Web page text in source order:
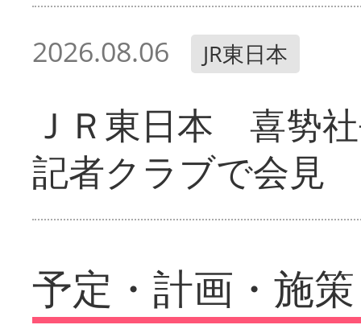
2026.08.06 JR東日本
ＪＲ東日本 喜㔟
記者クラブで会見
予定・計画・施策